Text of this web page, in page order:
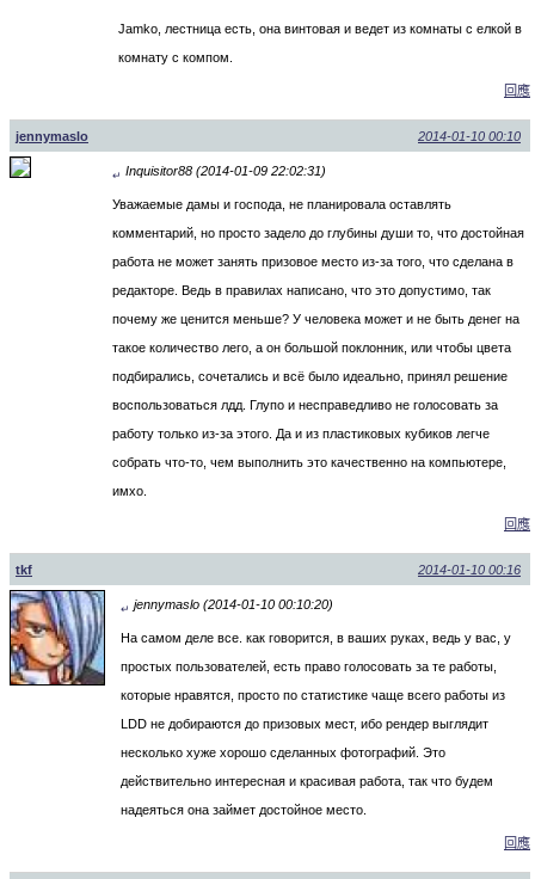
Jamko, лестница есть, она винтовая и ведет из комнаты с елкой в
комнату с компом.
回應
jennymaslo 2014-01-10 00:10
↵ Inquisitor88 (2014-01-09 22:02:31)
Уважаемые дамы и господа, не планировала оставлять
комментарий, но просто задело до глубины души то, что достойная
работа не может занять призовое место из-за того, что сделана в
редакторе. Ведь в правилах написано, что это допустимо, так
почему же ценится меньше? У человека может и не быть денег на
такое количество лего, а он большой поклонник, или чтобы цвета
подбирались, сочетались и всё было идеально, принял решение
воспользоваться лдд. Глупо и несправедливо не голосовать за
работу только из-за этого. Да и из пластиковых кубиков легче
собрать что-то, чем выполнить это качественно на компьютере,
имхо.
回應
tkf 2014-01-10 00:16
↵ jennymaslo (2014-01-10 00:10:20)
На самом деле все. как говорится, в ваших руках, ведь у вас, у
простых пользователей, есть право голосовать за те работы,
которые нравятся, просто по статистике чаще всего работы из
LDD не добираются до призовых мест, ибо рендер выглядит
несколько хуже хорошо сделанных фотографий. Это
действительно интересная и красивая работа, так что будем
надеяться она займет достойное место.
回應